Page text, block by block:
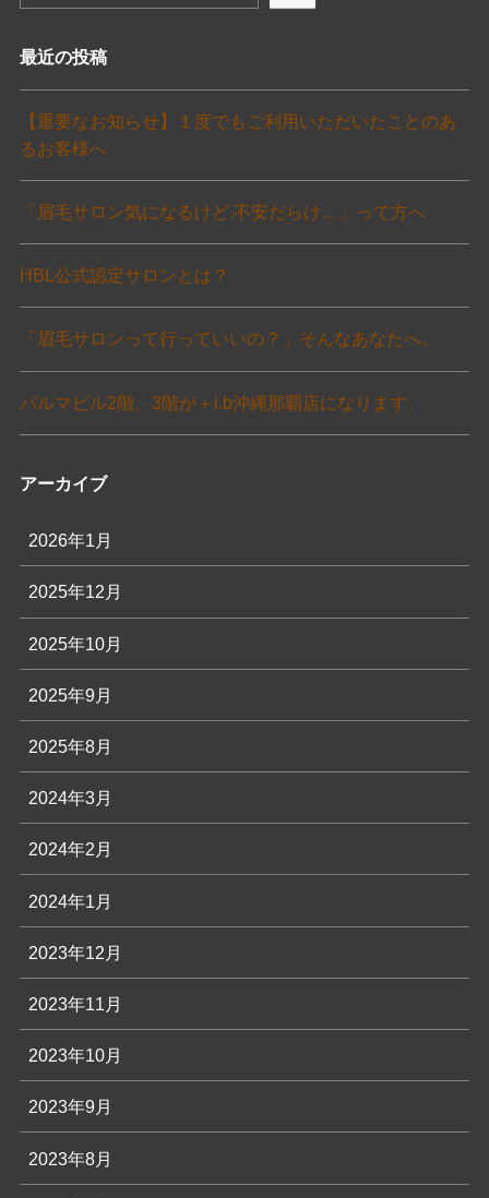
最近の投稿
【重要なお知らせ】１度でもご利用いただいたことのあ
るお客様へ
「眉毛サロン気になるけど.不安だらけ…」って方へ
HBL公式認定サロンとは？
「眉毛サロンって行っていいの？」そんなあなたへ。
パルマビル2階、3階が＋i.b沖縄那覇店になります。
アーカイブ
2026年1月
2025年12月
2025年10月
2025年9月
2025年8月
2024年3月
2024年2月
2024年1月
2023年12月
2023年11月
2023年10月
2023年9月
2023年8月